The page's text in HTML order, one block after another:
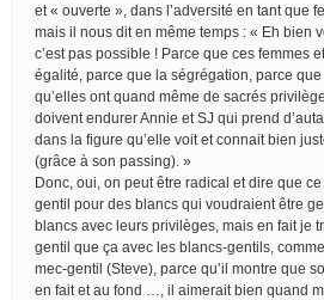
et « ouverte », dans l’adversité en tant que
mais il nous dit en même temps : « Eh bien
c’est pas possible ! Parce que ces femmes
égalité, parce que la ségrégation, parce
qu’elles ont quand même de sacrés
doivent endurer Annie et SJ qui prend
dans la figure qu’elle voit et connait bien
(grâce à son passing). »
Donc, oui, on peut être radical et dire que
gentil pour des blancs qui voudraient être
blancs avec leurs privilèges, mais en fait je
gentil que ça avec les blancs-gentils,
mec-gentil (Steve), parce qu’il montre que
en fait et au fond …, il aimerait bien quand